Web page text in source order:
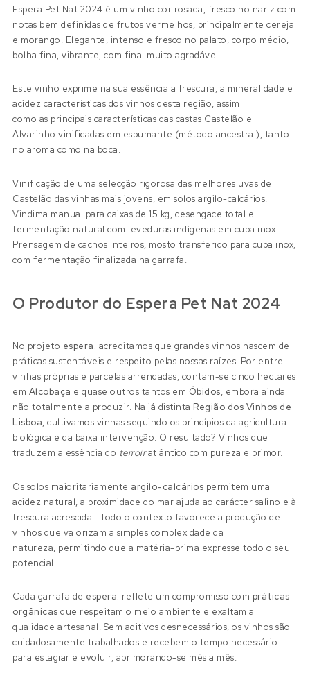
Espera Pet Nat 2024 é um vinho cor rosada, fresco no nariz com
notas bem definidas de frutos vermelhos, principalmente cereja
e morango. Elegante, intenso e fresco no palato, corpo médio,
bolha fina, vibrante, com final muito agradável.
Este vinho exprime na sua essência a frescura, a mineralidade e
acidez características dos vinhos desta região, assim
como as principais características das castas Castelão e
Alvarinho vinificadas em espumante (método ancestral), tanto
no aroma como na boca.
Vinificação de uma selecção rigorosa das melhores uvas de
Castelão das vinhas mais jovens, em solos argilo-calcários.
Vindima manual para caixas de 15 kg, desengace total e
fermentação natural com leveduras indígenas em cuba inox.
Prensagem de cachos inteiros, mosto transferido para cuba inox,
com fermentação finalizada na garrafa.
O Produtor do Espera Pet Nat 2024
No projeto espera. acreditamos que grandes vinhos nascem de
práticas sustentáveis e respeito pelas nossas raízes. Por entre
vinhas próprias e parcelas arrendadas, contam-se cinco hectares
em Alcobaça e quase outros tantos em Óbidos, embora ainda
não totalmente a produzir. Na já distintaRegião dos Vinhos de
Lisboa, cultivamos vinhas seguindo os princípios da agricultura
biológica e da baixa intervenção. O resultado? Vinhos que
traduzem a essência do terroiratlântico com pureza e primor.
Os solos maioritariamente argilo-calcários permitem uma
acidez natural, a proximidade do mar ajuda ao carácter salino e à
frescura acrescida… Todo o contexto favorece a produção de
vinhos que valorizam a simples complexidade da
natureza, permitindo que a matéria-prima expresse todo o seu
potencial.
Cada garrafa de espera. reflete um compromisso com práticas
orgânicas que respeitam o meio ambiente e exaltam a
qualidade artesanal. Sem aditivos desnecessários, os vinhos são
cuidadosamente trabalhados e recebem o tempo necessário
para estagiar e evoluir, aprimorando-se mês a mês.